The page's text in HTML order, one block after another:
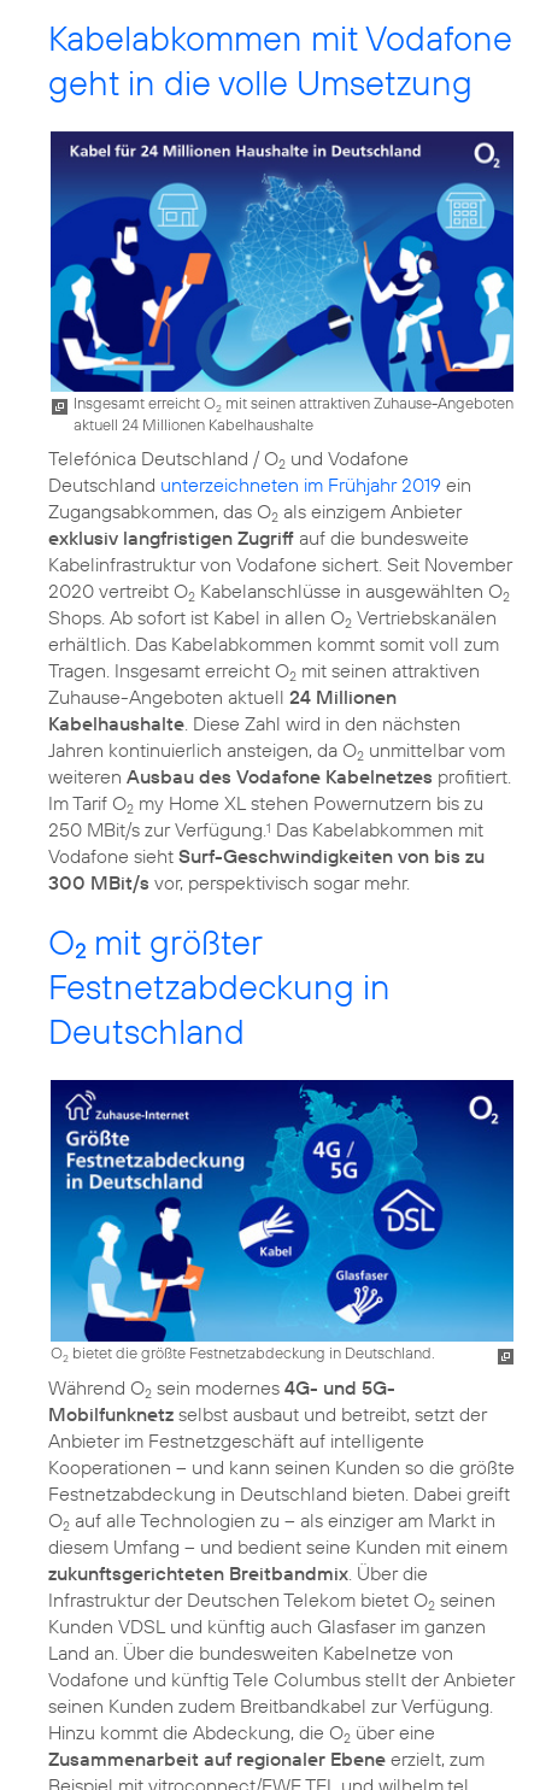
Kabelabkommen mit Vodafone
geht in die volle Umsetzung
Insgesamt erreicht O2 mit seinen attraktiven Zuhause-Angeboten
aktuell 24 Millionen Kabelhaushalte
Telefónica Deutschland / O2 und Vodafone
Deutschland unterzeichneten im Frühjahr 2019 ein
Zugangsabkommen, das O2 als einzigem Anbieter
exklusiv langfristigen Zugriff auf die bundesweite
Kabelinfrastruktur von Vodafone sichert. Seit November
2020 vertreibt O2 Kabelanschlüsse in ausgewählten O2
Shops. Ab sofort ist Kabel in allen O2 Vertriebskanälen
erhältlich. Das Kabelabkommen kommt somit voll zum
Tragen. Insgesamt erreicht O2 mit seinen attraktiven
Zuhause-Angeboten aktuell 24 Millionen
Kabelhaushalte. Diese Zahl wird in den nächsten
Jahren kontinuierlich ansteigen, da O2 unmittelbar vom
weiteren Ausbau des Vodafone Kabelnetzes profitiert.
Im Tarif O2 my Home XL stehen Powernutzern bis zu
250 MBit/s zur Verfügung.1 Das Kabelabkommen mit
Vodafone sieht Surf-Geschwindigkeiten von bis zu
300 MBit/s vor, perspektivisch sogar mehr.
O2 mit größter
Festnetzabdeckung in
Deutschland
O2 bietet die größte Festnetzabdeckung in Deutschland.
Während O2 sein modernes 4G- und 5G-
Mobilfunknetz selbst ausbaut und betreibt, setzt der
Anbieter im Festnetzgeschäft auf intelligente
Kooperationen – und kann seinen Kunden so die größte
Festnetzabdeckung in Deutschland bieten. Dabei greift
O2 auf alle Technologien zu – als einziger am Markt in
diesem Umfang – und bedient seine Kunden mit einem
zukunftsgerichteten Breitbandmix . Über die
Infrastruktur der Deutschen Telekom bietet O2 seinen
Kunden VDSL und künftig auch Glasfaser im ganzen
Land an. Über die bundesweiten Kabelnetze von
Vodafone und künftig Tele Columbus stellt der Anbieter
seinen Kunden zudem Breitbandkabel zur Verfügung.
Hinzu kommt die Abdeckung, die O2 über eine
Zusammenarbeit auf regionaler Ebene erzielt, zum
Beispiel mit vitroconnect/EWE TEL und wilhelm.tel.